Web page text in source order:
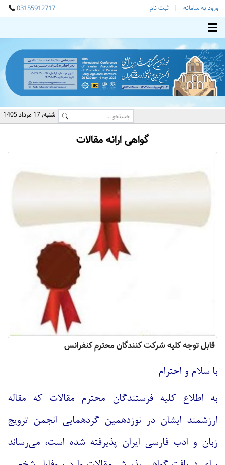
03155912717 ورود به سامانه |
ثبت نام
شنبه, 17 مرداد 1405
گواهی ارائه مقالات
قابل توجه کلیه شرکت کنندگان محترم کنفرانس
با سلام و احترام
به اطلاع کلیه فرستندگان محترم مقالات که مقاله
ارزشمند ایشان در نوزدهمین گردهمایی انجمن ترویج
زبان و ادب فارسی ایران پذیرفته شده است، می‌رساند